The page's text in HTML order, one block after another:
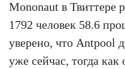
Mononaut в Твиттере
1792 человек 58.6
уверено, что Antpool
уже сейчас, тогда